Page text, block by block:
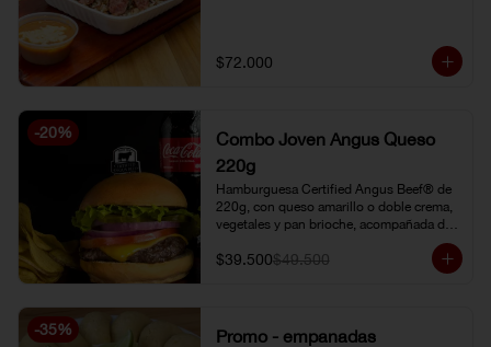
$72.000
-20%
Combo Joven Angus Queso
220g
Hamburguesa Certified Angus Beef® de
220g, con queso amarillo o doble crema,
vegetales y pan brioche, acompañada de
papa chip o papa francesa y gaseosa o
limonada natural.
$39.500$49.500
-35% Promo - empanadas